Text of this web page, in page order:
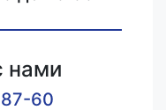
нами
60